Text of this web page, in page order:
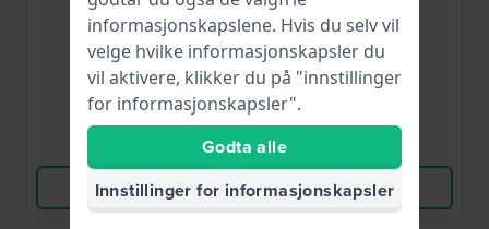
59,00 kr
● På lager
Vis produkt
59,00 kr
Vis produkt
informasjonskapslene. Hvis du selv vil
velge hvilke informasjonskapsler du
vil aktivere, klikker du på "innstillinger
for informasjonskapsler".
Godta alle
Innstillinger for informasjonskapsler